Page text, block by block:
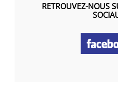
RETROUVEZ-NOUS